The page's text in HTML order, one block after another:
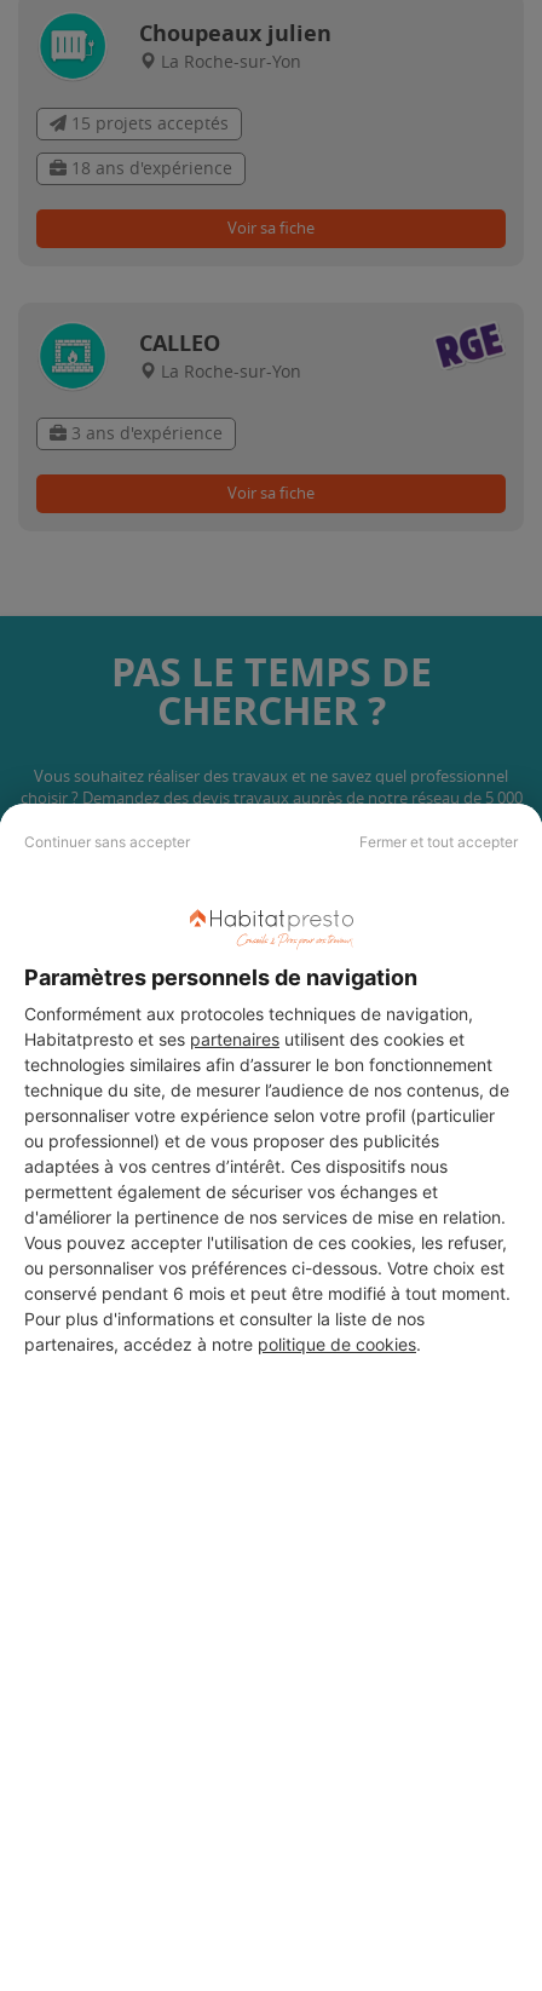
Continuer sans accepter Fermer et tout accepter
Paramètres personnels de navigation
Conformément aux protocoles techniques de navigation,
Habitatpresto et ses partenaires utilisent des cookies et
technologies similaires afin d’assurer le bon fonctionnement
technique du site, de mesurer l’audience de nos contenus, de
personnaliser votre expérience selon votre profil (particulier
ou professionnel) et de vous proposer des publicités
adaptées à vos centres d’intérêt. Ces dispositifs nous
permettent également de sécuriser vos échanges et
d'améliorer la pertinence de nos services de mise en relation.
Vous pouvez accepter l'utilisation de ces cookies, les refuser,
ou personnaliser vos préférences ci-dessous. Votre choix est
conservé pendant 6 mois et peut être modifié à tout moment.
Pour plus d'informations et consulter la liste de nos
partenaires, accédez à notre politique de cookies.
Choupeaux julien
La Roche-sur-Yon
15 projets acceptés
18 ans d'expérience
Voir sa fiche
CALLEO
La Roche-sur-Yon
3 ans d'expérience
Voir sa fiche
PAS LE TEMPS DE
CHERCHER ?
Vous souhaitez réaliser des travaux et ne savez quel professionnel
choisir ? Demandez des devis travaux auprès de notre réseau de 5 000
DEMANDER UN DEVIS